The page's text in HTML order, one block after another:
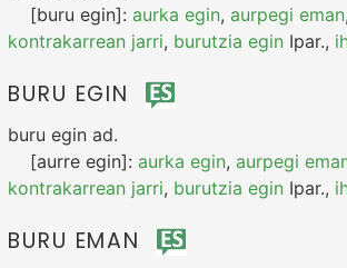
[buru egin]: aurka egin, aurpegi eman,
kontrakarrean jarri, burutzia egin Ipar.,
BURU EGIN
buru egin ad.
[aurre egin]: aurka egin, aurpegi
kontrakarrean jarri, burutzia egin Ipar.,
BURU EMAN